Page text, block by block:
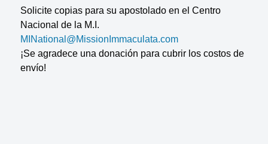
Solicite copias para su apostolado en el Centro
Nacional de la M.I.
MINational@MissionImmaculata.com
¡Se agradece una donación para cubrir los costos de
envío!